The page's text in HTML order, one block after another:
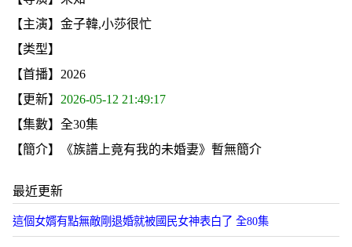
【主演】金子韓,小莎很忙
【类型】
【首播】2026
【更新】 2026-05-12 21:49:17
【集數】全30集
【簡介】《族譜上竟有我的未婚妻》暫無簡介
最近更新
這個女婿有點無敵剛退婚就被國民女神表白了 全80集